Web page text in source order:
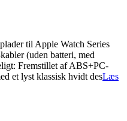
til Apple Watch Series
(uden batteri, med
Fremstillet af ABS+PC-
et lyst klassisk hvidt desLæs